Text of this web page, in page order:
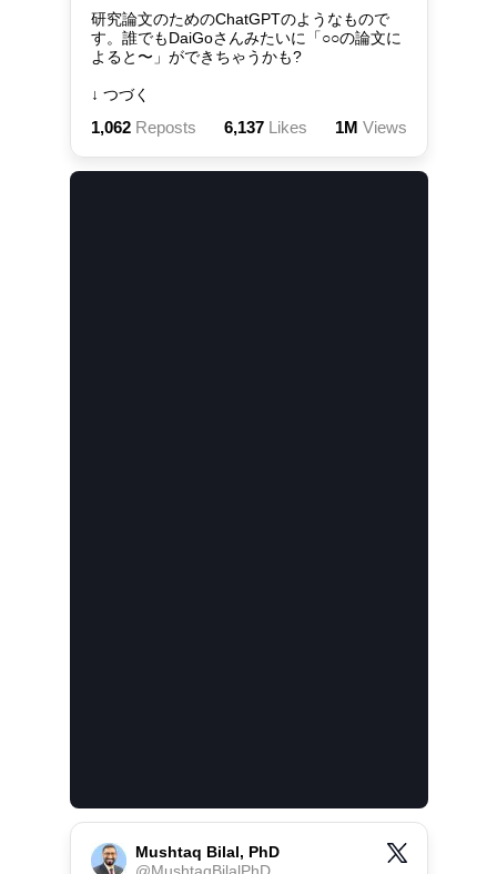
研究論文のためのChatGPTのようなもので
す。誰でもDaiGoさんみたいに「○○の論文に
よると〜」ができちゃうかも?
↓ つづく
1,062Reposts 6,137Likes 1M Views
Mushtaq Bilal, PhD